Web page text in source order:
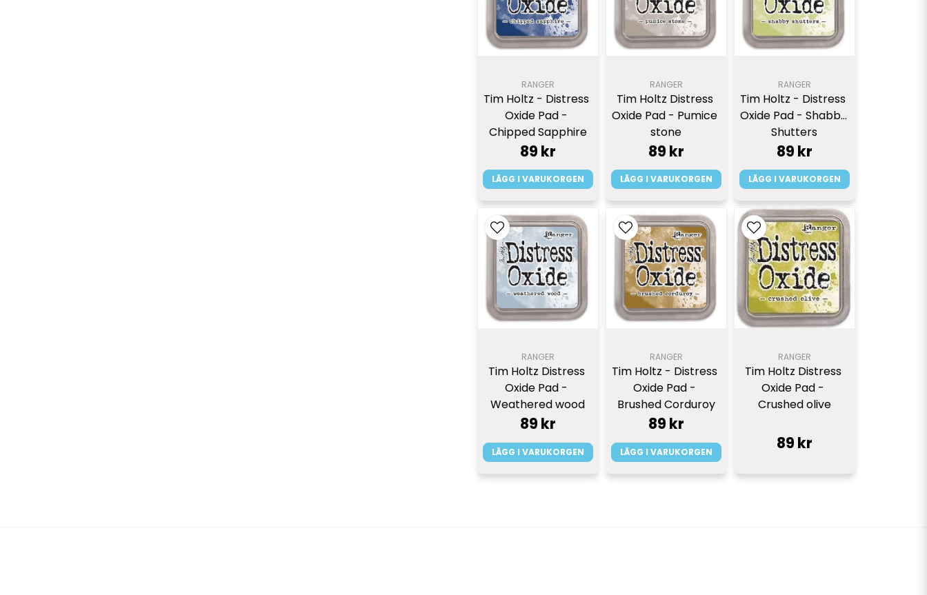
RANGER
Tim Holtz - Distress
Oxide Pad -
Chipped Sapphire
89 kr
LÄGG I VARUKORGEN
RANGER
Tim Holtz Distress
Oxide Pad - Pumice
stone
89 kr
LÄGG I VARUKORGEN
RANGER
Tim Holtz - Distress
Oxide Pad - Shabby
Shutters
89 kr
LÄGG I VARUKORGEN
RANGER
Tim Holtz Distress
Oxide Pad -
Weathered wood
89 kr
LÄGG I VARUKORGEN
RANGER
Tim Holtz - Distress
Oxide Pad -
Brushed Corduroy
89 kr
LÄGG I VARUKORGEN
RANGER
Tim Holtz Distress
Oxide Pad -
Crushed olive
89 kr